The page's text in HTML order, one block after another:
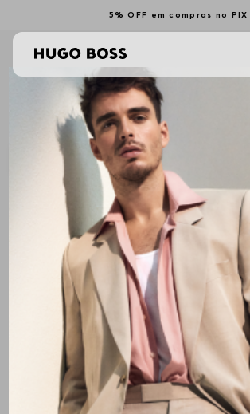
5% OFF em compras no PIX
HUGO: CÁPSULAS ESPECIAIS
Ordenar Por
OOPS!
Nenhum produto encontrado
O que eu devo fazer?
Verifique os termos digitados.
Tente utilizar uma única palavra.
Utilize termos genéricos na
Tente utilizar sinônimos do termo
desejado.
1DE0